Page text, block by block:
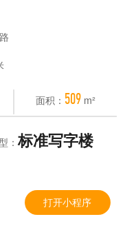
面积： 509 m²
：标准写字楼
打开小程序